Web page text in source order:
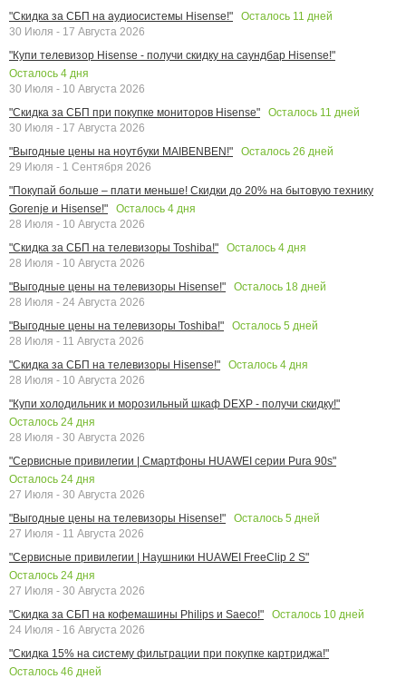
"Скидка за СБП на аудиосистемы Hisense!"
Осталось 11 дней
30 Июля - 17 Августа 2026
"Купи телевизор Hisense - получи скидку на саундбар Hisense!"
Осталось 4 дня
30 Июля - 10 Августа 2026
"Скидка за СБП при покупке мониторов Hisense"
Осталось 11 дней
30 Июля - 17 Августа 2026
"Выгодные цены на ноутбуки MAIBENBEN!"
Осталось 26 дней
29 Июля - 1 Сентября 2026
"Покупай больше – плати меньше! Скидки до 20% на бытовую технику
Gorenje и Hisense!"
Осталось 4 дня
28 Июля - 10 Августа 2026
"Скидка за СБП на телевизоры Toshiba!"
Осталось 4 дня
28 Июля - 10 Августа 2026
"Выгодные цены на телевизоры Hisense!"
Осталось 18 дней
28 Июля - 24 Августа 2026
"Выгодные цены на телевизоры Toshiba!"
Осталось 5 дней
28 Июля - 11 Августа 2026
"Скидка за СБП на телевизоры Hisense!"
Осталось 4 дня
28 Июля - 10 Августа 2026
"Купи холодильник и морозильный шкаф DEXP - получи скидку!"
Осталось 24 дня
28 Июля - 30 Августа 2026
"Сервисные привилегии | Смартфоны HUAWEI серии Pura 90s"
Осталось 24 дня
27 Июля - 30 Августа 2026
"Выгодные цены на телевизоры Hisense!"
Осталось 5 дней
27 Июля - 11 Августа 2026
"Сервисные привилегии | Наушники HUAWEI FreeClip 2 S"
Осталось 24 дня
27 Июля - 30 Августа 2026
"Скидка за СБП на кофемашины Philips и Saeco!"
Осталось 10 дней
24 Июля - 16 Августа 2026
"Скидка 15% на систему фильтрации при покупке картриджа!"
Осталось 46 дней